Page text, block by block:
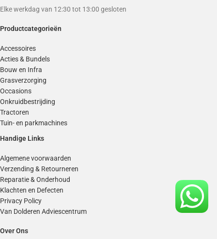
Elke werkdag van 12:30 tot 13:00 gesloten
Productcategorieën
Accessoires
Acties & Bundels
Bouw en Infra
Grasverzorging
Occasions
Onkruidbestrijding
Tractoren
Tuin- en parkmachines
Handige Links
Algemene voorwaarden
Verzending & Retourneren
Reparatie & Onderhoud
Klachten en Defecten
Privacy Policy
Van Dolderen Adviescentrum
Over Ons